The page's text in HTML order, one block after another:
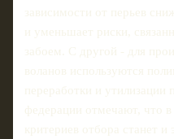
зависимости от перьев
и уменьшает риски,
забоем. С другой - для
воланов используются
переработки и
федерации отмечают, что
критериев отбора станет и